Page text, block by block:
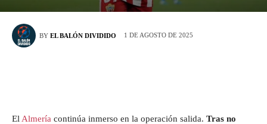
BY EL BALÓN DIVIDIDO 1 DE AGOSTO DE 2025
El Almería continúa inmerso en la operación salida. Tras no